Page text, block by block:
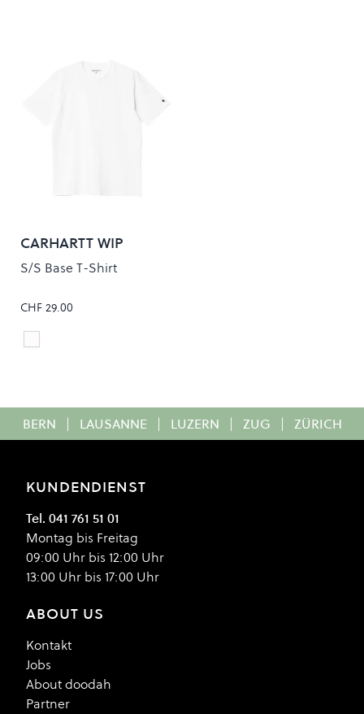
CARHARTT WIP
S/S Base T-Shirt
CHF 29.00
Colour
White/Black
BERN | LAUSANNE | LUZERN | ZUG | ZÜRICH
KUNDENDIENST
Tel. 041 761 51 01
Montag bis Freitag
09:00 Uhr bis 12:00 Uhr
13:00 Uhr bis 17:00 Uhr
ABOUT US
Kontakt
Jobs
About doodah
Partner